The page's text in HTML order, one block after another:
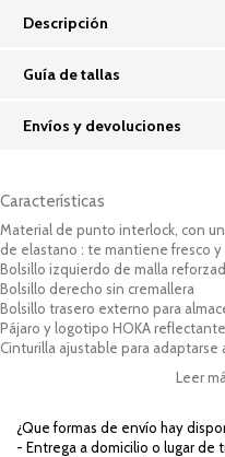
Descripción
Guía de tallas
Envíos y devoluciones
Características
Material de punto interlock, con
de elastano : te mantiene fresco y
Bolsillo izquierdo de malla
Bolsillo derecho sin cremallera
Bolsillo trasero externo para
Pájaro y logotipo HOKA
Cinturilla ajustable para adaptarse
Leer
¿Que formas de envío hay
- Entrega a domicilio o lugar de